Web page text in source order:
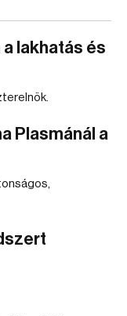
lakhatás és
Plasmánál a